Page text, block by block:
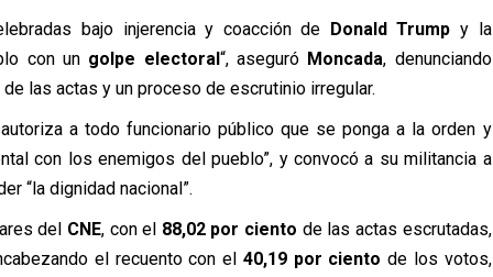
bajo injerencia y coacción de Donald Trump y la
con un golpe electoral“, aseguró Moncada, denunciando
las actas y un proceso de escrutinio irregular.
a todo funcionario público que se ponga a la orden y
con los enemigos del pueblo”, y convocó a su militancia a
“la dignidad nacional”.
del CNE, con el 88,02 por ciento de las actas escrutadas,
el recuento con el 40,19 por ciento de los votos,